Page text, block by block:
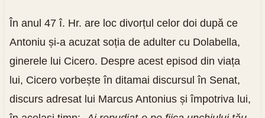
În anul 47 î. Hr. are loc divorțul celor doi după ce
Antoniu și-a acuzat soția de adulter cu Dolabella,
ginerele lui Cicero. Despre acest episod din viața
lui, Cicero vorbește în ditamai discursul în Senat,
discurs adresat lui Marcus Antonius și împotriva lui,